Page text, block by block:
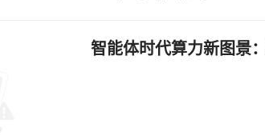
智能体时代算力新图景